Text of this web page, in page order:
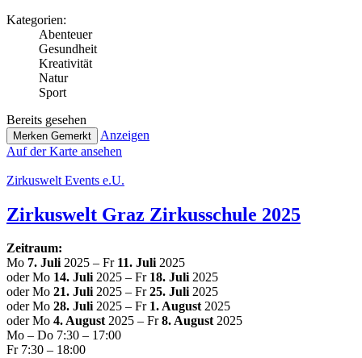
Kate­go­rien:
Abenteuer
Gesund­heit
Krea­ti­vi­tät
Natur
Sport
Bereits gesehen
Merken Gemerkt
Anzeigen
Auf der Karte ansehen
Zir­kus­welt Events e.U.
Zir­kus­welt Graz Zir­kus­schu­le 2025
Zeitraum:
Mo 7. Juli2025 – Fr 11. Juli2025
oder Mo 14. Juli2025 – Fr 18. Juli2025
oder Mo 21. Juli2025 – Fr25. Juli2025
oder Mo 28. Juli2025 – Fr 1. August2025
oder Mo 4. August2025 – Fr8. August2025
Mo – Do 7:30 – 17:00
Fr 7:30 – 18:00